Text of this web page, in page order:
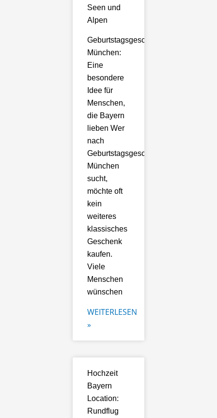
Seen und
Alpen
Geburtstagsgeschenk
München:
Eine
besondere
Idee für
Menschen,
die Bayern
lieben Wer
nach
Geburtstagsgeschenk
München
sucht,
möchte oft
kein
weiteres
klassisches
Geschenk
kaufen.
Viele
Menschen
wünschen
WEITERLESEN
»
Hochzeit
Bayern
Location:
Rundflug